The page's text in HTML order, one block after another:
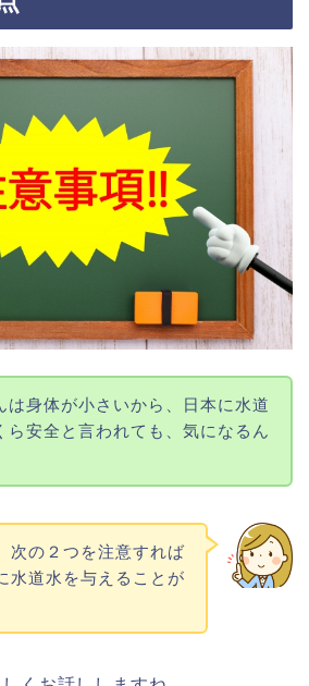
は身体が小さいから、日本に水道
ら安全と言われても、気になるん
次の２つを注意すれば
水道水を与えることが